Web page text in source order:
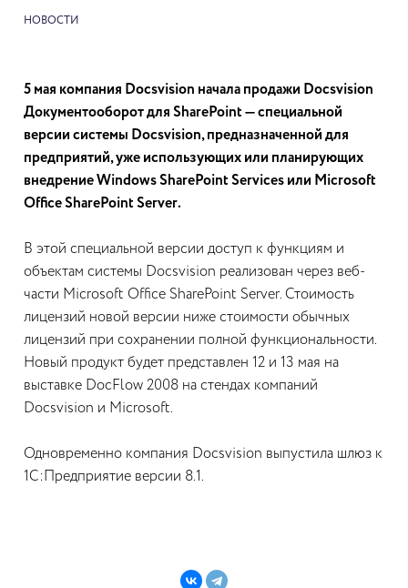
НОВОСТИ
5 мая компания Docsvision начала продажи Docsvision
Документооборот для SharePoint — специальной
версии системы Docsvision, предназначенной для
предприятий, уже использующих или планирующих
внедрение Windows SharePoint Services или Microsoft
Office SharePoint Server.
В этой специальной версии доступ к функциям и
объектам системы Docsvision реализован через веб-
части Microsoft Office SharePoint Server. Стоимость
лицензий новой версии ниже стоимости обычных
лицензий при сохранении полной функциональности.
Новый продукт будет представлен 12 и 13 мая на
выставке DocFlow 2008 на стендах компаний
Docsvision и Microsoft.
Одновременно компания Docsvision выпустила шлюз к
1C:Предприятие версии 8.1.